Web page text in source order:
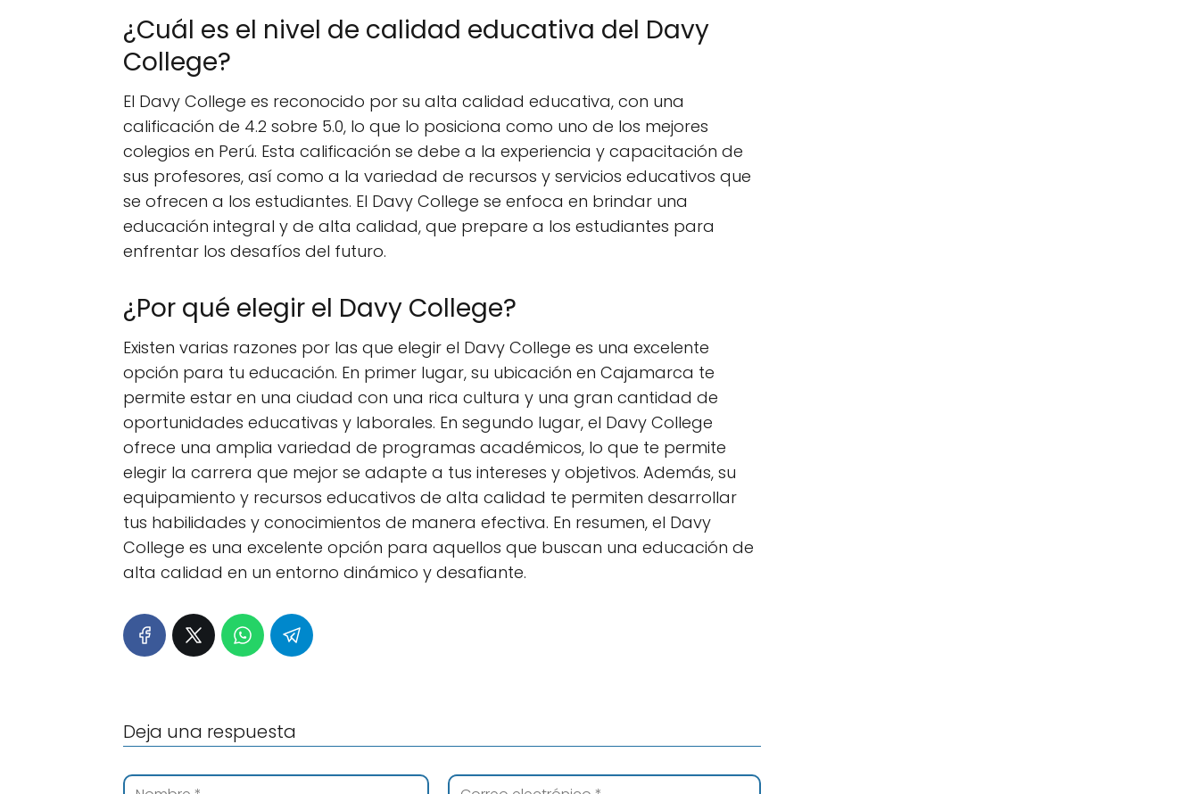
¿Cuál es el nivel de calidad educativa del Davy
College?
El Davy College es reconocido por su alta calidad educativa, con una
calificación de 4.2 sobre 5.0, lo que lo posiciona como uno de los mejores
colegios en Perú. Esta calificación se debe a la experiencia y capacitación de
sus profesores, así como a la variedad de recursos y servicios educativos que
se ofrecen a los estudiantes. El Davy College se enfoca en brindar una
educación integral y de alta calidad, que prepare a los estudiantes para
enfrentar los desafíos del futuro.
¿Por qué elegir el Davy College?
Existen varias razones por las que elegir el Davy College es una excelente
opción para tu educación. En primer lugar, su ubicación en Cajamarca te
permite estar en una ciudad con una rica cultura y una gran cantidad de
oportunidades educativas y laborales. En segundo lugar, el Davy College
ofrece una amplia variedad de programas académicos, lo que te permite
elegir la carrera que mejor se adapte a tus intereses y objetivos. Además, su
equipamiento y recursos educativos de alta calidad te permiten desarrollar
tus habilidades y conocimientos de manera efectiva. En resumen, el Davy
College es una excelente opción para aquellos que buscan una educación de
alta calidad en un entorno dinámico y desafiante.
Deja una respuesta